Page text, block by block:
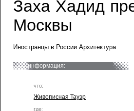
Заха Хадид
Москвы
Иностранцы в России Архитектура
информация:
что:
Живописная Тауэр
где: